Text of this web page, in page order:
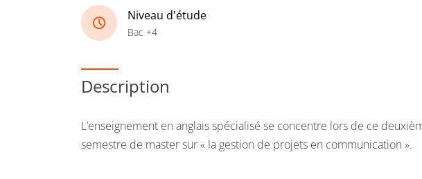
Niveau d'étude
Bac +4
Description
L’enseignement en anglais spécialisé se concentre lors de ce
semestre de master sur « la gestion de projets en communication ».